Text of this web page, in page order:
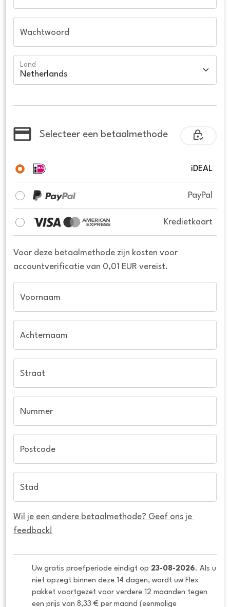
Wachtwoord
Land
Selecteer een betaalmethode
iDEAL
PayPal
Kredietkaart
Voor deze betaalmethode zijn kosten voor
accountverificatie van 0,01 EUR vereist.
Voornaam
Achternaam
Straat
Nummer
Postcode
Stad
Wil je een andere betaalmethode? Geef ons je
feedback!
Uw gratis proefperiode eindigt op 23-08-2026. Als u
niet opzegt binnen deze 14 dagen, wordt uw Flex
pakket voortgezet voor verdere 12 maanden tegen
een prijs van 8,33 € per maand (eenmalige